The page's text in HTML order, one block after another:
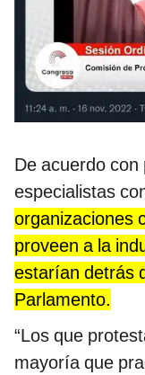
De acuerdo con
especialistas
organizaciones
proveen a la
estarían detrás
Parlamento.
“Los que
mayoría que